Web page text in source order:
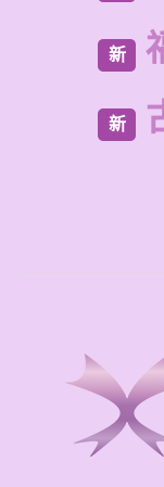
新
新